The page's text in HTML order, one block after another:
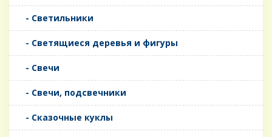
- Светильники
- Светящиеся деревья и фигуры
- Свечи
- Свечи, подсвечники
- Сказочные куклы